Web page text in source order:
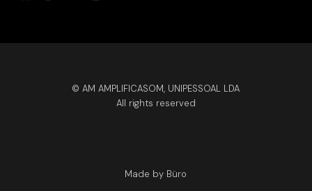
© AM AMPLIFICASOM, UNIPESSOAL LDA
All rights reserved
Made by Büro